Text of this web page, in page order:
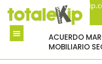
ACUERDO
MOBILIARIO